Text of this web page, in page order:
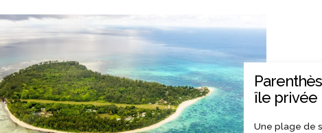
île privée
Une plage de